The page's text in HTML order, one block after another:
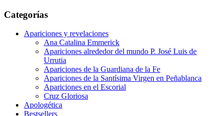
Categorías
Apariciones y revelaciones
Ana Catalina Emmerick
Apariciones alrededor del mundo P. José Luis de
Urrutia
Apariciones de la Guardiana de la Fe
Apariciones de la Santísima Virgen en Peñablanca
Apariciones en el Escorial
Cruz Gloriosa
Apologética
Bestsellers